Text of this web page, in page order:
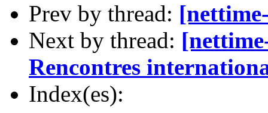
Prev by thread:
Next by thread:
Rencontres
Index(es):